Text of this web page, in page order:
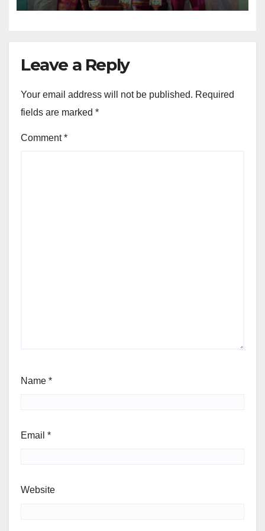
Leave a Reply
Your email address will not be published. Required
fields are marked *
Comment*
Name *
Email *
Website